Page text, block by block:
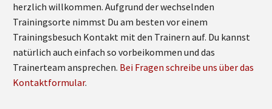
herzlich willkommen. Aufgrund der wechselnden
Trainingsorte nimmst Du am besten vor einem
Trainingsbesuch Kontakt mit den Trainern auf. Du kannst
natürlich auch einfach so vorbeikommen und das
Trainerteam ansprechen. Bei Fragen schreibe uns über das
Kontaktformular.